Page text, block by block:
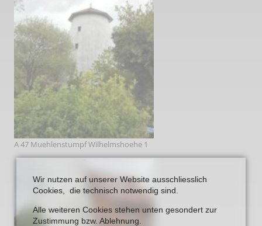
A 47 Muehlenstumpf Wilhelmshoehe 1
Wir nutzen auf unserer Website ausschliesslich
Cookies, die technisch notwendig sind.
Alle weiteren Cookies stehen unten gesondert zur
Zustimmung bzw. Ablehnung.